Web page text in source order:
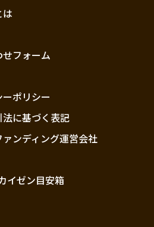
は
フォーム
ポリシー
に基づく表記
ンディング運営会社
イゼン目安箱